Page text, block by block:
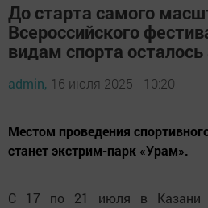
До старта самого
Всероссийского
видам спорта
admin, 16 июля 2025 - 10:20
Местом проведения
станет экстрим-парк «Урам».
С 17 по 21 июля в Казани